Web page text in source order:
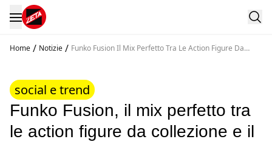
Home / Notizie / Funko Fusion Il Mix Perfetto Tra Le Action Figure Da
social e trend
Funko Fusion, il mix perfetto tra
le action figure da collezione e il